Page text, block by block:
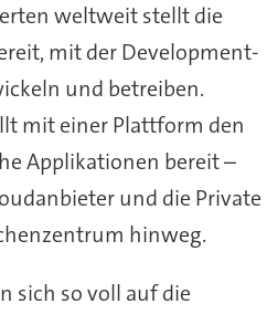
weltweit stellt die
mit der Development-
und betreiben.
mit einer Plattform den
Applikationen bereit –
und die Private
hinweg.
sich so voll auf die